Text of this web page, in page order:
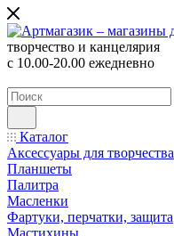
творчество и канцелярия
с 10.00-20.00 ежедневно
Каталог
Аксессуары для творчества
Планшеты
Палитра
Масленки
Фартуки, перчатки, защита
Мастихины